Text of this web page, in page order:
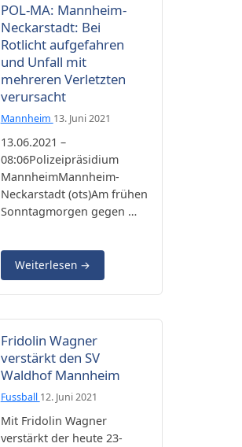
POL-MA: Mannheim-
Neckarstadt: Bei
Rotlicht aufgefahren
und Unfall mit
mehreren Verletzten
verursacht
Mannheim 13. Juni 2021
13.06.2021 –
08:06Polizeipräsidium
MannheimMannheim-
Neckarstadt (ots)Am frühen
Sonntagmorgen gegen …
Weiterlesen →
Fridolin Wagner
verstärkt den SV
Waldhof Mannheim
Fussball 12. Juni 2021
Mit Fridolin Wagner
verstärkt der heute 23-